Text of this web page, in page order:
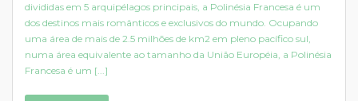
divididas em 5 arquipélagos principais, a Polinésia Francesa é um
dos destinos mais românticos e exclusivos do mundo. Ocupando
uma área de mais de 2.5 milhões de km2 em pleno pacífico sul,
numa área equivalente ao tamanho da União Européia, a Polinésia
Francesa é um [...]